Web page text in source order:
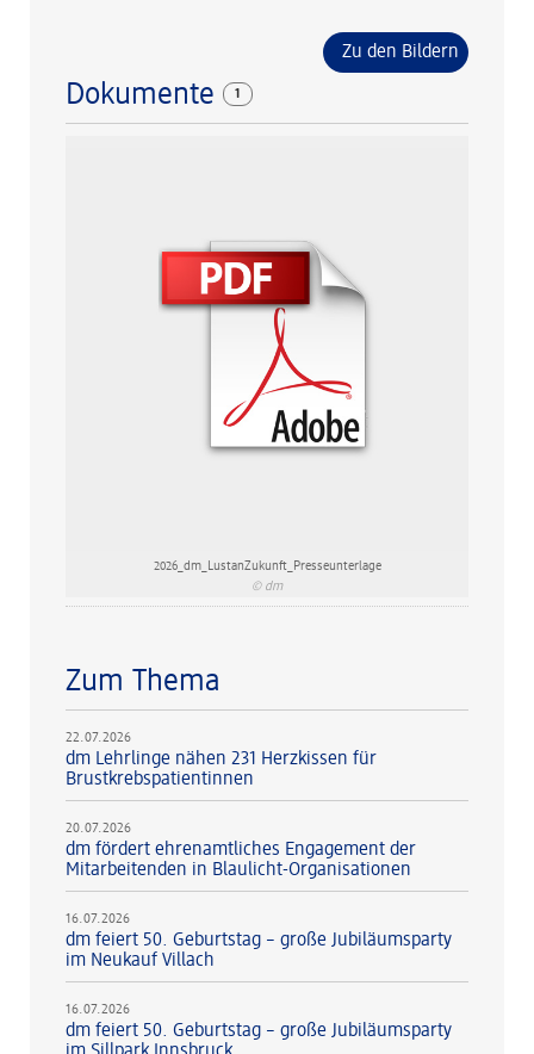
Zu den Bildern
Dokumente 1
2026_dm_LustanZukunft_Presseunterlage
© dm
Zum Thema
22.07.2026
dm Lehrlinge nähen 231 Herzkissen für
Brustkrebspatientinnen
20.07.2026
dm fördert ehrenamtliches Engagement der
Mitarbeitenden in Blaulicht-Organisationen
16.07.2026
dm feiert 50. Geburtstag – große Jubiläumsparty
im Neukauf Villach
16.07.2026
dm feiert 50. Geburtstag – große Jubiläumsparty